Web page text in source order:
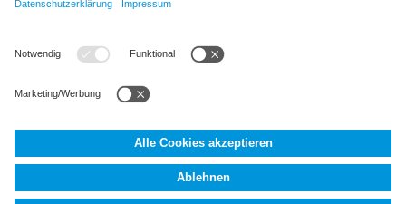
hotline@nivus.com
+49 7262 9191-955
NIVUS GmbH,Im Täle 2,D-75031 Eppingen, Deutschland